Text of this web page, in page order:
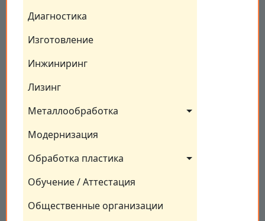
Диагностика
Изготовление
Инжиниринг
Лизинг
Металлообработка
Модернизация
Обработка пластика
Обучение / Аттестация
Общественные организации